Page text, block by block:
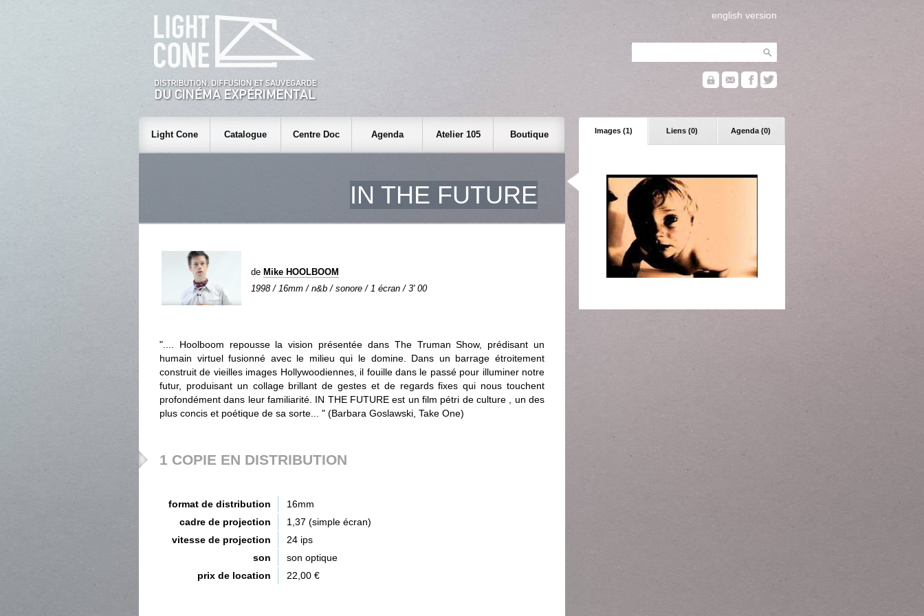
english version
Images (1) Liens (0) Agenda (0)
Light Cone Catalogue Centre Doc Agenda Atelier 105 Boutique
IN THE FUTURE
de Mike HOOLBOOM
1998 / 16mm / n&b / sonore / 1 écran / 3' 00
".... Hoolboom repousse la vision présentée dans The Truman Show, prédisant un
humain virtuel fusionné avec le milieu qui le domine. Dans un barrage étroitement
construit de vieilles images Hollywoodiennes, il fouille dans le passé pour illuminer notre
futur, produisant un collage brillant de gestes et de regards fixes qui nous touchent
profondément dans leur familiarité. IN THE FUTURE est un film pétri de culture , un des
plus concis et poétique de sa sorte... " (Barbara Goslawski, Take One)
1 COPIE EN DISTRIBUTION
format de distribution
16mm
cadre de projection
1,37 (simple écran)
vitesse de projection
24 ips
son
son optique
prix de location
22,00 €